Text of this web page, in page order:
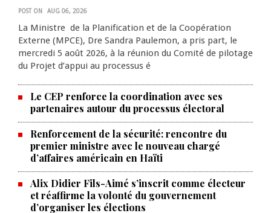
POST ON AUG 06, 2026
La Ministre de la Planification et de la Coopération
Externe (MPCE), Dre Sandra Paulemon, a pris part, le
mercredi 5 août 2026, à la réunion du Comité de pilotage
du Projet d’appui au processus é
Le CEP renforce la coordination avec ses
partenaires autour du processus électoral
Renforcement de la sécurité: rencontre du
premier ministre avec le nouveau chargé
d’affaires américain en Haïti
Alix Didier Fils-Aimé s’inscrit comme électeur
et réaffirme la volonté du gouvernement
d’organiser les élections
La Chambre de commerce et de